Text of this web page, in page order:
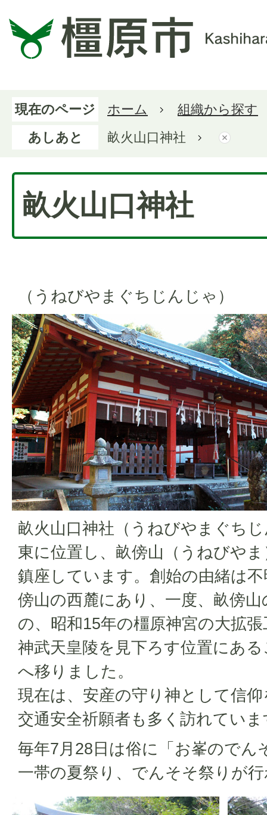
現在のページ ホーム
組織から探す
あしあと
畝火山口神社
畝火山口神社
（うねびやまぐちじんじゃ）
畝火山口神社（うねびやまぐち
東に位置し、畝傍山（うねびや
鎮座しています。創始の由緒は
傍山の西麓にあり、一度、畝傍
の、昭和15年の橿原神宮の大拡
神武天皇陵を見下ろす位置にあ
へ移りました。
現在は、安産の守り神として信
交通安全祈願者も多く訪れていま
毎年7月28日は俗に「お峯のでん
一帯の夏祭り、でんそそ祭りが